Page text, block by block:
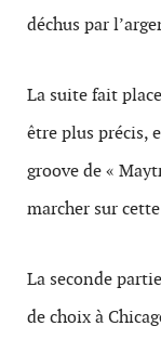
déchus par
La suite fait
être plus précis,
groove de «
marcher sur
La seconde
de choix à